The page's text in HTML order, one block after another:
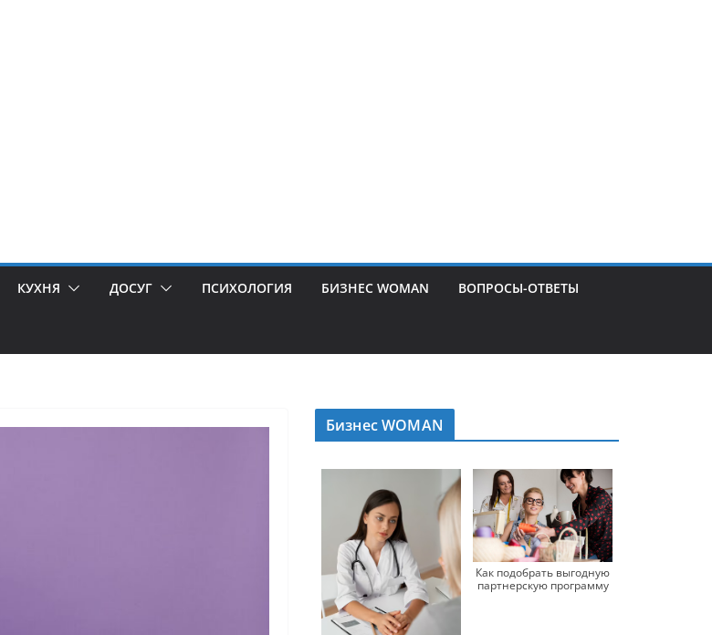
КУХНЯ ДОСУГ ПСИХОЛОГИЯ БИЗНЕС WOMAN ВОПРОСЫ-ОТВЕТЫ
Бизнес WOMAN
Как подобрать выгодную
партнерскую программу